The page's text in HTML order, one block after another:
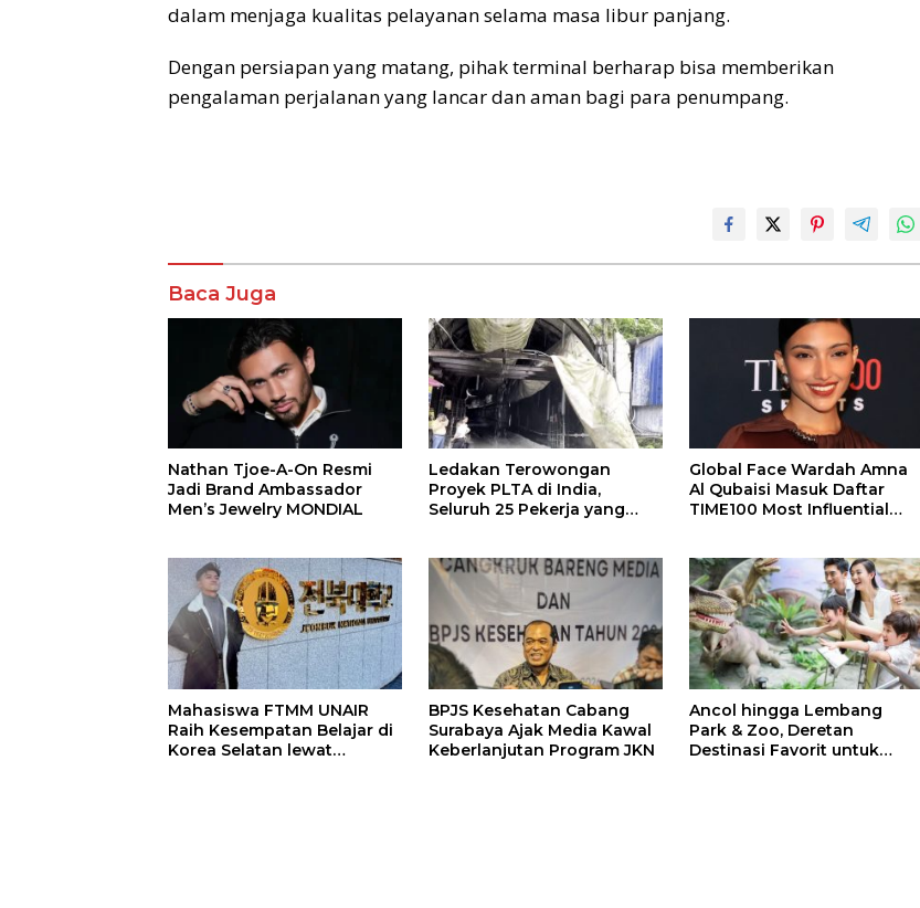
dalam menjaga kualitas pelayanan selama masa libur panjang.
Dengan persiapan yang matang, pihak terminal berharap bisa memberikan
pengalaman perjalanan yang lancar dan aman bagi para penumpang.
Komentar
Baca Juga
Nathan Tjoe-A-On Resmi
Jadi Brand Ambassador
Men’s Jewelry MONDIAL
Ledakan Terowongan
Proyek PLTA di India,
Seluruh 25 Pekerja yang
Global Face Wardah Amna
Al Qubaisi Masuk Daftar
TIME100 Most Influential
Mahasiswa FTMM UNAIR
Raih Kesempatan Belajar di
Korea Selatan lewat
BPJS Kesehatan Cabang
Surabaya Ajak Media Kawal
Keberlanjutan Program JKN
Ancol hingga Lembang
Park & Zoo, Deretan
Destinasi Favorit untuk